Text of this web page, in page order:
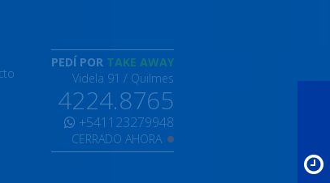
PEDÍ POR TAKE AWAY
Videla 91 / Quilmes
4224.8765
+541123279948
CERRADO AHORA